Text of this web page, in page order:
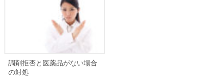
調剤拒否と医薬品がない場合
の対処